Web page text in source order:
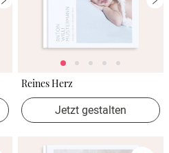
Reines Herz
Jetzt gestalten